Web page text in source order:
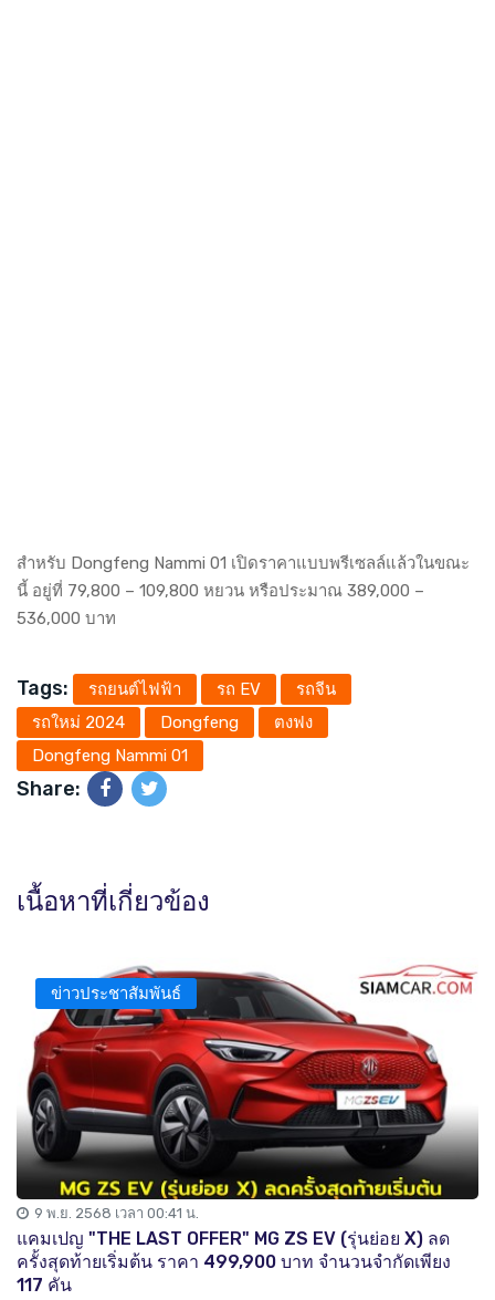
สำหรับ Dongfeng Nammi 01 เปิดราคาแบบพรีเซลล์แล้วในขณะ
นี้ อยู่ที่ 79,800 – 109,800 หยวน หรือประมาณ 389,000 –
536,000 บาท
Tags: รถยนต์ไฟฟ้า รถ EV
รถจีน
รถใหม่ 2024
Dongfeng
ตงฟง
Dongfeng Nammi 01
Share:
เนื้อหาที่เกี่ยวข้อง
ข่าวประชาสัมพันธ์
9 พ.ย. 2568 เวลา 00:41 น.
แคมเปญ "THE LAST OFFER" MG ZS EV (รุ่นย่อย X) ลด
ครั้งสุดท้ายเริ่มต้น ราคา 499,900 บาท จำนวนจำกัดเพียง
117 คัน